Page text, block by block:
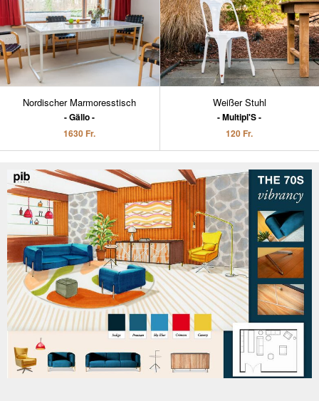
Nordischer Marmoresstisch
Gällo
1630 Fr.
Weißer Stuhl
Multipl'S
120 Fr.